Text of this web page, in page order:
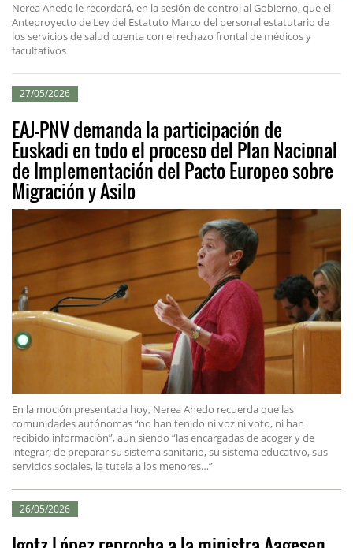
Nerea Ahedo le recordará, en la sesión de control al Gobierno, que el
Anteproyecto de Ley del Estatuto Marco del personal estatutario de
los servicios de salud cuenta con el rechazo frontal de médicos y
facultativos
27/05/2026
EAJ-PNV demanda la participación de
Euskadi en todo el proceso del Plan Nacional
de Implementación del Pacto Europeo sobre
Migración y Asilo
En la moción presentada hoy, Nerea Ahedo recuerda que las
comunidades autónomas “no han tenido ni voz ni voto, ni han
recibido información”, aun siendo “las encargadas de acoger y de
integrar; de preparar su sistema sanitario, su sistema educativo, sus
servicios sociales, la tutela a los menores…”
26/05/2026